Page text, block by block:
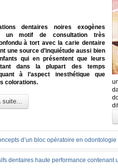
dentaires noires exogènes
un motif de consultation très
à tort avec la carie dentaire
une source d’inquiétude aussi bien
qui en présentent que leurs
dans la plupart des temps
à l’aspect inesthétique que
colorations.
d’un bloc opératoire en odontologie
dentaires haute performance contenant